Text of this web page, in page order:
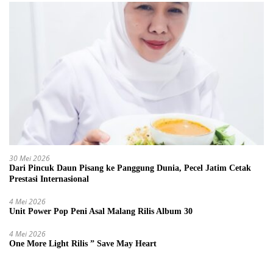
30 Mei 2026
Dari Pincuk Daun Pisang ke Panggung Dunia, Pecel Jatim Cetak
Prestasi Internasional
4 Mei 2026
Unit Power Pop Peni Asal Malang Rilis Album 30
4 Mei 2026
One More Light Rilis ” Save May Heart